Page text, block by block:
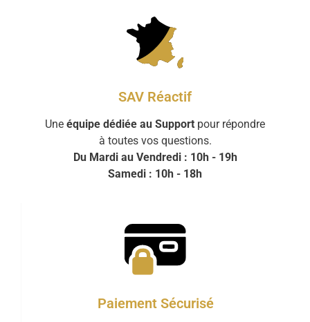
SAV Réactif
Une équipe dédiée au Support pour répondre
à toutes vos questions.
Du Mardi au Vendredi : 10h - 19h
Samedi : 10h - 18h
Paiement Sécurisé